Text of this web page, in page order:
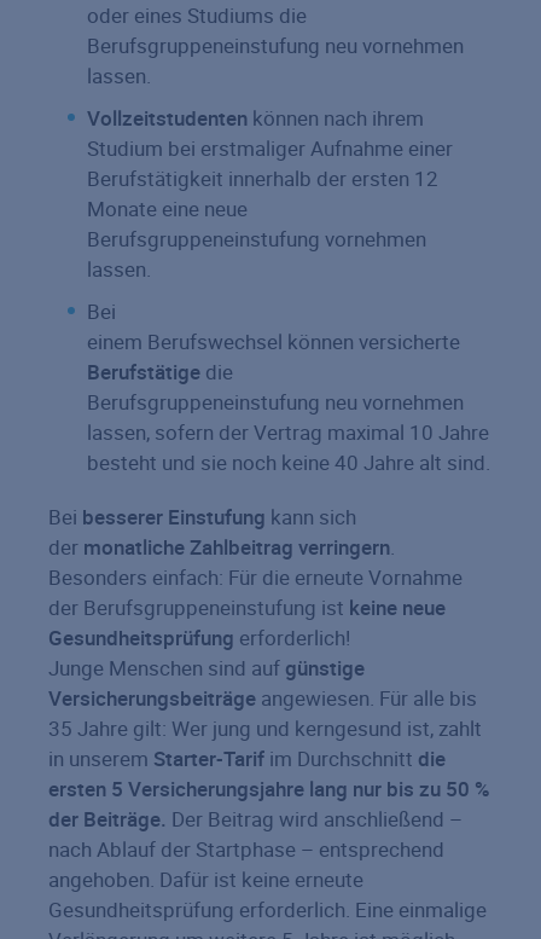
oder eines Studiums die
Berufsgruppeneinstufung neu vornehmen
lassen.
Vollzeitstudenten können nach ihrem
Studium bei erstmaliger Aufnahme einer
Berufstätigkeit innerhalb der ersten 12
Monate eine neue
Berufsgruppeneinstufung vornehmen
lassen.
Bei
einem Berufswechsel können versicherte
Berufstätige die
Berufsgruppeneinstufung neu vornehmen
lassen, sofern der Vertrag maximal 10 Jahre
besteht und sie noch keine 40 Jahre alt sind.
Bei besserer Einstufung kann sich
der monatliche Zahlbeitrag verringern.
Besonders einfach: Für die erneute Vornahme
der Berufsgruppeneinstufung ist keine neue
Gesundheitsprüfung erforderlich!
Junge Menschen sind auf günstige
Versicherungsbeiträge angewiesen. Für alle bis
35 Jahre gilt: Wer jung und kerngesund ist, zahlt
in unserem Starter-Tarif im Durchschnitt die
ersten 5 Versicherungsjahre lang nur bis zu 50 %
der Beiträge. Der Beitrag wird anschließend –
nach Ablauf der Startphase – entsprechend
angehoben. Dafür ist keine erneute
Gesundheitsprüfung erforderlich. Eine einmalige